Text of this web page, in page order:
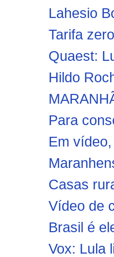
Lahesio
Tarifa
Quaest:
Hildo
Para
Em
Casas
Vídeo de
Brasil é
Vox: Lula